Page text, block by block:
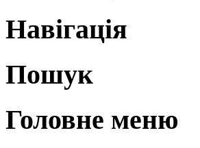
Навігація
Пошук
Головне меню